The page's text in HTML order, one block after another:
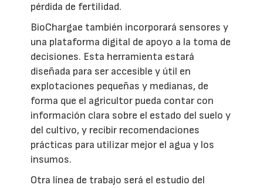
pérdida de fertilidad.
BioChargae también incorporará sensores y
una plataforma digital de apoyo a la toma de
decisiones. Esta herramienta estará
diseñada para ser accesible y útil en
explotaciones pequeñas y medianas, de
forma que el agricultor pueda contar con
información clara sobre el estado del suelo y
del cultivo, y recibir recomendaciones
prácticas para utilizar mejor el agua y los
insumos.
Otra línea de trabajo será el estudio del